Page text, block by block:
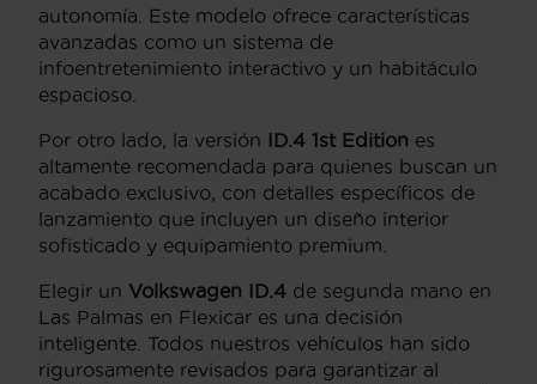
autonomía. Este modelo ofrece características
avanzadas como un sistema de
infoentretenimiento interactivo y un habitáculo
espacioso.
Por otro lado, la versión ID.4 1st Edition es
altamente recomendada para quienes buscan un
acabado exclusivo, con detalles específicos de
lanzamiento que incluyen un diseño interior
sofisticado y equipamiento premium.
Elegir un Volkswagen ID.4 de segunda mano en
Las Palmas en Flexicar es una decisión
inteligente. Todos nuestros vehículos han sido
rigurosamente revisados para garantizar al